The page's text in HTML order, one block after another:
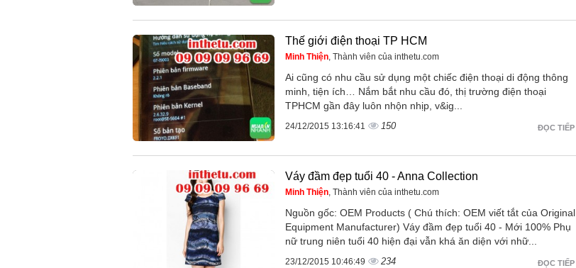
Thế giới điện thoại TP HCM
Minh Thiện , Thành viên của inthetu.com
Ai cũng có nhu cầu sử dụng một chiếc điện thoại di động thông
minh, tiện ích… Nắm bắt nhu cầu đó, thị trường điện thoại
TPHCM gần đây luôn nhộn nhịp, v&ig...
ĐỌC TIẾP
24/12/2015 13:16:41 150
Váy đầm đẹp tuổi 40 - Anna Collection
Minh Thiện , Thành viên của inthetu.com
Nguồn gốc: OEM Products ( Chú thích: OEM viết tắt của Original
Equipment Manufacturer) Váy đầm đẹp tuổi 40 - Mới 100% Phụ
nữ trung niên tuổi 40 hiện đại vẫn khá ăn diện với nhữ...
ĐỌC TIẾP
23/12/2015 10:46:49 234